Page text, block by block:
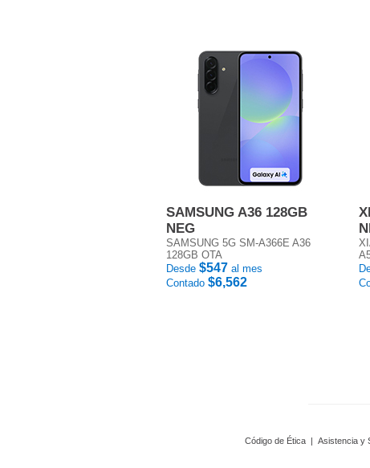
SAMSUNG A36 128GB
NEG
SAMSUNG 5G SM-A366E A36
128GB OTA
Desde $547 al mes
Contado $6,562
Código de Ética | Asistencia y